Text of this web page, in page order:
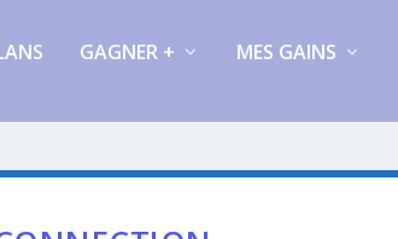
GAGNER + MES GAINS